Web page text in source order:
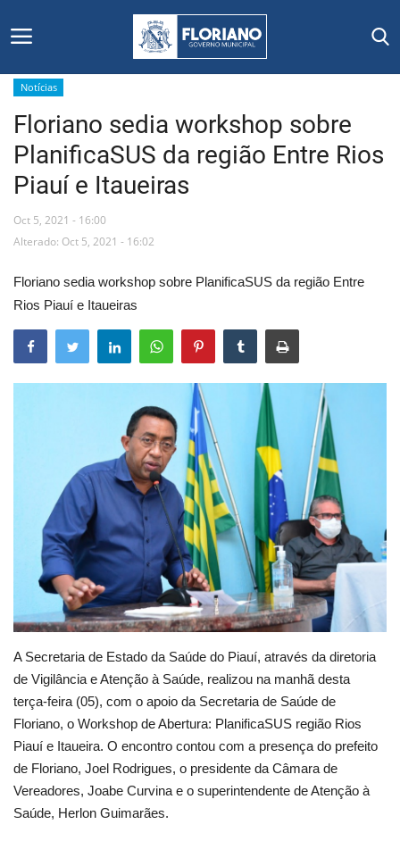
Início
Editais
Floriano
Mural de Licitações
Notícias
Contato
Notícias
Floriano sedia workshop sobre
PlanificaSUS da região Entre Rios
Piauí e Itaueiras
Oct 5, 2021 - 16:00
Alterado: Oct 5, 2021 - 16:02
Floriano sedia workshop sobre PlanificaSUS da região Entre
Rios Piauí e Itaueiras
A Secretaria de Estado da Saúde do Piauí, através da diretoria
de Vigilância e Atenção à Saúde, realizou na manhã desta
terça-feira (05), com o apoio da Secretaria de Saúde de
Floriano, o Workshop de Abertura: PlanificaSUS região Rios
Piauí e Itaueira. O encontro contou com a presença do prefeito
de Floriano, Joel Rodrigues, o presidente da Câmara de
Vereadores, Joabe Curvina e o superintendente de Atenção à
Saúde, Herlon Guimarães.